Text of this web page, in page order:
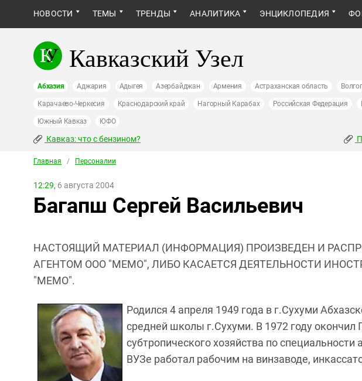
НОВОСТИ ТЕМЫ ТРЕНДЫ АНАЛИТИКА ЭНЦИКЛОПЕДИЯ
Кавказский Узел
Абхазия Аджария Адыгея Азербайджан Армения Астраханская область
Карачаево-Черкесия Краснодарский край Нагорный Карабах Российская Федерация
Южный Кавказ ЮФО
Кавказ: что с бензином?
Главная / Персоналии
12:29, 6 августа 2004
Багапш Сергей Васильевич
НАСТОЯЩИЙ МАТЕРИАЛ (ИНФОРМАЦИЯ) ПРОИЗВЕДЕН И
АГЕНТОМ ООО "МЕМО", ЛИБО КАСАЕТСЯ ДЕЯТЕЛЬНОСТИ
"МЕМО".
Родился 4 апреля 1949 года в г.Сухуми
средней школы г.Сухуми. В 1972 году окончил
субтропического хозяйства по
ВУЗе работал рабочим на винзаводе,